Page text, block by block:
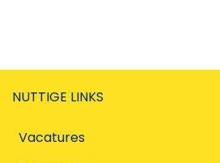
NUTTIGE LINKS
Vacatures